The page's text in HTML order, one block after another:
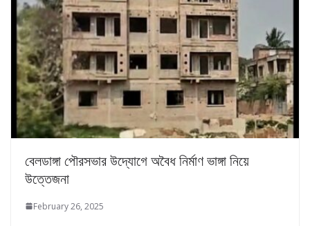
বেলডাঙ্গা পৌরসভার উদ্যোগে অবৈধ নির্মাণ ভাঙ্গা নিয়ে
উত্তেজনা
February 26, 2025